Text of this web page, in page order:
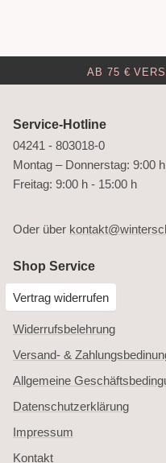
AB 75 €
Service-Hotline
04241 - 803018-0
Montag – Donnerstag: 9:00
Freitag: 9:00 h - 15:00 h
Oder über
Shop Service
Vertrag widerrufen
Widerrufsbelehrung
Versand- &
Allgemeine
Datenschutzerklärung
Impressum
Kontakt